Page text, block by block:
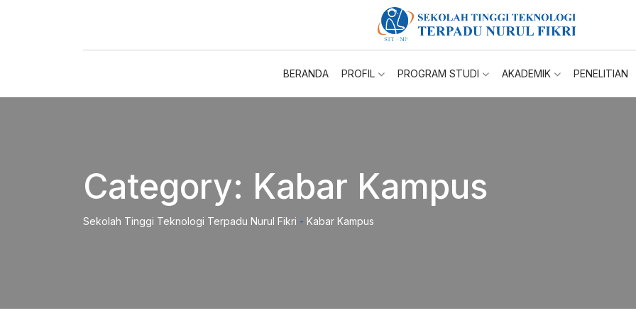
BERANDA PROFIL PROGRAM STUDI AKADEMIK PENELITIAN
Category: Kabar Kampus
Sekolah Tinggi Teknologi Terpadu Nurul Fikri - Kabar Kampus